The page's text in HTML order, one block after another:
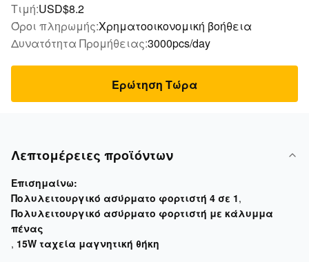
Τιμή:USD$8.2
Όροι πληρωμής:Χρηματοοικονομική βοήθεια
Δυνατότητα Προμήθειας:3000pcs/day
Ερώτηση Τώρα
Λεπτομέρειες προϊόντων
Επισημαίνω:
Πολυλειτουργικό ασύρματο φορτιστή 4 σε 1,
Πολυλειτουργικό ασύρματο φορτιστή με κάλυμμα
πένας
, 15W ταχεία μαγνητική θήκη